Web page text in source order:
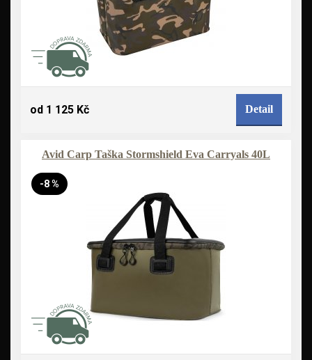
od 1 125 Kč Detail
Avid Carp Taška Stormshield Eva Carryals 40L
-8 %